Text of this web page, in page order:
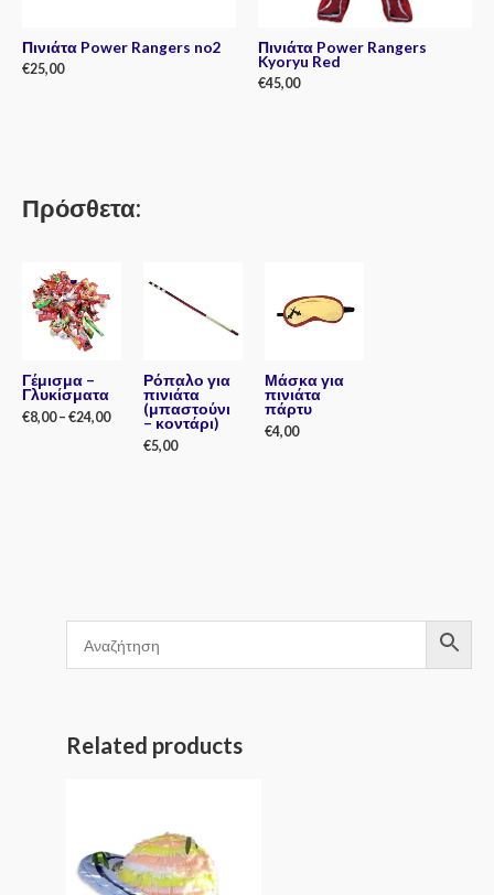
Πινιάτα Power Rangers no2
€25,00
Πινιάτα Power Rangers
Kyoryu Red
€45,00
Πρόσθετα:
Γέμισμα –
Γλυκίσματα
€8,00– €24,00
Ρόπαλο για
πινιάτα
(μπαστούνι
– κοντάρι)
€5,00
Μάσκα για
πινιάτα
πάρτυ
€4,00
Related products